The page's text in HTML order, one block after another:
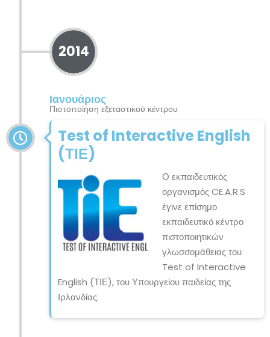
2014
Ιανουάριος
Πιστοποίηση εξεταστικού κέντρου
Test of Interactive English
(ΤΙΕ)
Ο εκπαιδευτικός
οργανισμός CE.A.R.S
έγινε επίσημο
εκπαιδευτικό κέντρο
πιστοποιητικών
γλωσσομάθειας του
Test of Interactive
English (ΤΙΕ), του Υπουργείου παιδείας της
Ιρλανδίας.